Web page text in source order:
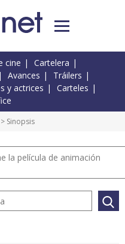
cine
Cartelera
Avances
Tráilers
y actrices
Carteles
> Sinopsis
la película de animación